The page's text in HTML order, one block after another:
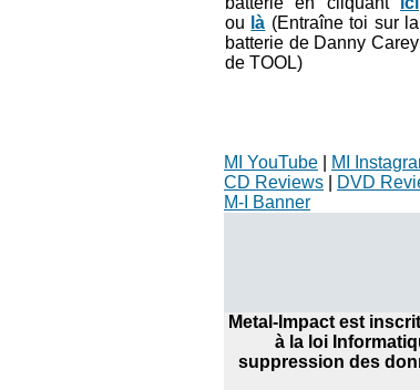
ou là (Entraîne toi sur la
batterie de Danny Carey
de TOOL)
MI YouTube
MI
CD Reviews
DVD
M-I Banner
Metal-Impact est
à la loi
suppression des